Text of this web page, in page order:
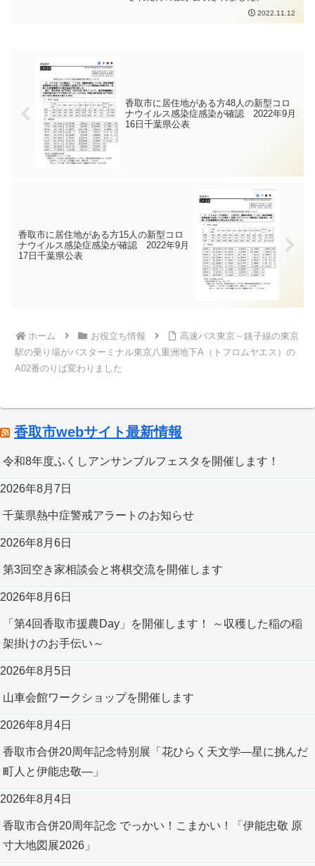
感染拡大防止のため、手洗いの徹底、具
合の悪い時は外出を控えること、人と人
との距離を取ること、必要な場面・有効
https://www.city.katori.lg.jp/kenko_fukushi
/oshirase/korona_joho/korona_hasseijoky
きるだけ2m以上（最低1m以上）取るこ
と、会話をするときはマスクを着用する
こと、密集・密接・密閉を避けることな
どの感染症対策をしっかりと行っていた
2022.11.12
香取市に居住地がある方48人の新型コロ
ナウイルス感染症感染が確認 2022年9月
16日千葉県公表
香取市に居住地がある方15人の新型コロ
ナウイルス感染症感染が確認 2022年9月
17日千葉県公表
ホーム お役立ち情報
高速バス東京～銚子線の東京
駅の乗り場がバスターミナル東京八重洲地下A（トフロムヤエス）の
A02番のりば変わりました
香取市webサイト最新情報
令和8年度ふくしアンサンブルフェスタを開催します！
2026年8月7日
千葉県熱中症警戒アラートのお知らせ
2026年8月6日
第3回空き家相談会と将棋交流を開催します
2026年8月6日
「第4回香取市援農Day」を開催します！ ～収穫した稲の稲
架掛けのお手伝い～
2026年8月5日
山車会館ワークショップを開催します
2026年8月4日
香取市合併20周年記念特別展「花ひらく天文学―星に挑んだ
町人と伊能忠敬―」
2026年8月4日
香取市合併20周年記念 でっかい！こまかい！「伊能忠敬 原
寸大地図展2026」